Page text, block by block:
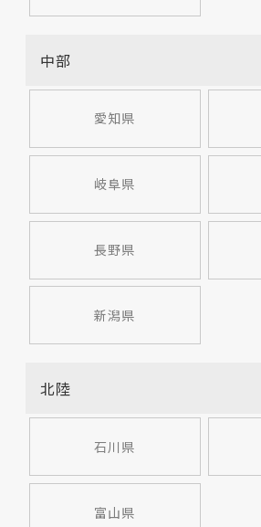
中部
愛知県
岐阜県
長野県
新潟県
北陸
石川県
富山県